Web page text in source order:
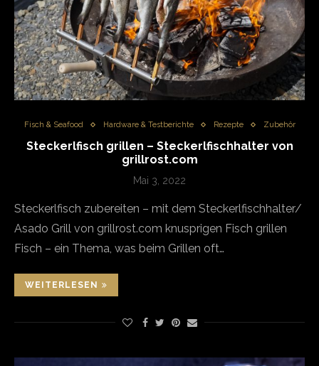
Fisch & Seafood Hardware & Testberichte Rezepte Zubehör
Steckerlfisch grillen – Steckerlfischhalter von
grillrost.com
Mai 3, 2022
Steckerlfisch zubereiten – mit dem Steckerlfischhalter/
Asado Grill von grillrost.com knusprigen Fisch grillen
Fisch – ein Thema, was beim Grillen oft…
WEITERLESEN